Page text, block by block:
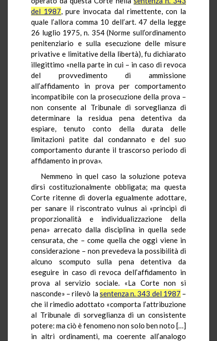
del 1987, pure invocata dal rimettente, con la
quale l’allora comma 10 dell’art. 47 della legge
26 luglio 1975, n. 354 (Norme sull’ordinamento
penitenziario e sulla esecuzione delle misure
privative e limitative della libertà), fu dichiarato
illegittimo «nella parte in cui – in caso di revoca
del provvedimento di ammissione
all’affidamento in prova per comportamento
incompatibile con la prosecuzione della prova –
non consente al Tribunale di sorveglianza di
determinare la residua pena detentiva da
espiare, tenuto conto della durata delle
limitazioni patite dal condannato e del suo
comportamento durante il trascorso periodo di
affidamento in prova».
Nemmeno in quel caso la soluzione poteva
dirsi costituzionalmente obbligata; ma questa
Corte ritenne di doverla egualmente adottare,
per sanare il riscontrato vulnus ai «principi di
proporzionalità e individualizzazione della
pena» arrecato dalla disciplina in quella sede
censurata, che – come quella che oggi viene in
considerazione – non prevedeva la possibilità di
alcuno scomputo sulla pena detentiva da
eseguire in caso di revoca dell’affidamento in
prova al servizio sociale. «La Corte non si
nasconde» – rilevò lasentenza n. 343 del 1987 –
che il rimedio adottato «comporta l’attribuzione
al Tribunale di sorveglianza di un consistente
potere: ma ciò è fenomeno non solo ben noto […]
in altri ordinamenti, ma coerente all’analogo